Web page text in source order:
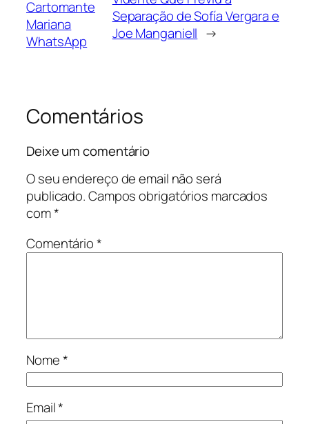
Cartomante
Mariana
WhatsApp
Separação de Sofía Vergara e
Joe Manganiell →
Comentários
Deixe um comentário
O seu endereço de email não será
publicado.Campos obrigatórios marcados
com*
Comentário*
Nome*
Email*